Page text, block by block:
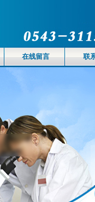
在线留言 联